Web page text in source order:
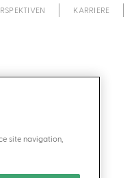
KARRIERE
site navigation,